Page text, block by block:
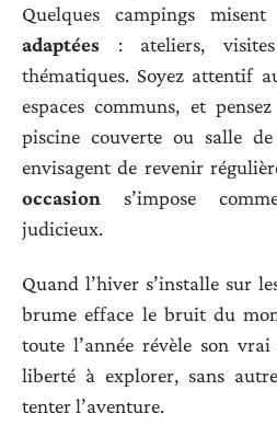
Quelques campings
adaptées : ateliers,
thématiques. Soyez attentif
espaces communs, et
piscine couverte ou salle
envisagent de revenir
occasion s’impose
judicieux.
Quand l’hiver s’installe sur
brume efface le bruit du
toute l’année révèle son
liberté à explorer, sans
tenter l’aventure.